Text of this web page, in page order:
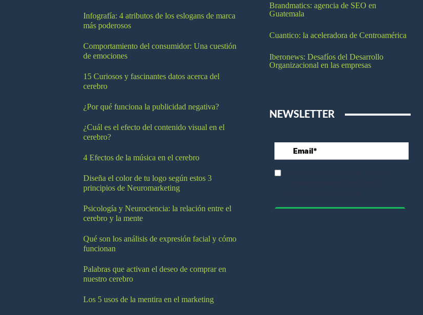
Infografía: 4 atributos de los eslogans de marca
más poderosos
Comportamiento del consumidor: Una cuestión
de emociones
15 Curiosos y fascinantes datos acerca del
cerebro
¿Por qué funciona la publicidad negativa?
¿Cuál es el efecto del contenido visual en el
cerebro?
4 Efectos de la música en el cerebro
Diseña el color de tu logo según estos 3
principios de Neuromarketing
Psicología y Neurociencia: la relación entre el
cerebro y la mente
Qué son los análisis de expresión facial y cómo
funcionan
Palabras que activan el deseo de comprar en
nuestro cerebro
Los 5 usos de la mentira en el marketing
Brandmatics: agencia de SEO en
Guatemala
Cuantico: la aceleradora de Centroamérica
Iberonews: Desafíos del Desarrollo
Organizacional en las empresas
NEWSLETTER